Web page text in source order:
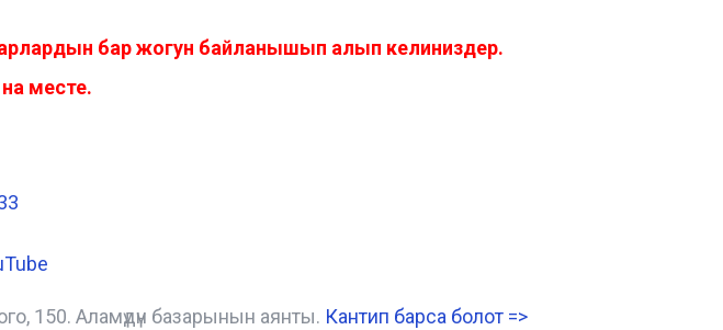
бар жогун байланышып алып келиниздер.
месте.
150. Аламүдүн базарынын аянты. Кантип барса болот =>